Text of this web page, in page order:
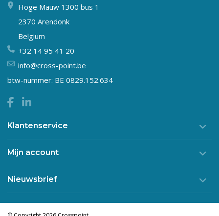
Hoge Mauw 1300 bus 1
2370 Arendonk
Belgium
+32 14 95 41 20
info@cross-point.be
btw-nummer: BE 0829.152.634
Klantenservice
Mijn account
Nieuwsbrief